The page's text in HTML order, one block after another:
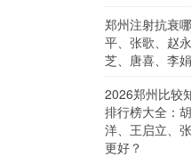
郑州注射抗衰
平、张歌、赵
芝、唐喜、李
2026郑州比较
排行榜大全：
洋、王启立、
更好？